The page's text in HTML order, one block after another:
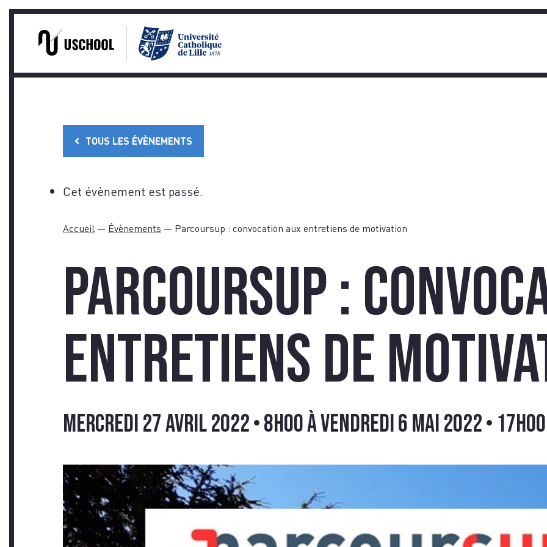
TOUS LES ÉVÈNEMENTS
Cet évènement est passé.
Accueil — Évènements — Parcoursup : convocation aux entretiens de motivation
Parcoursup :
entretiens de
mercredi 27 avril 2022 • 8h00àvendredi 6 mai 2022 • 17h00